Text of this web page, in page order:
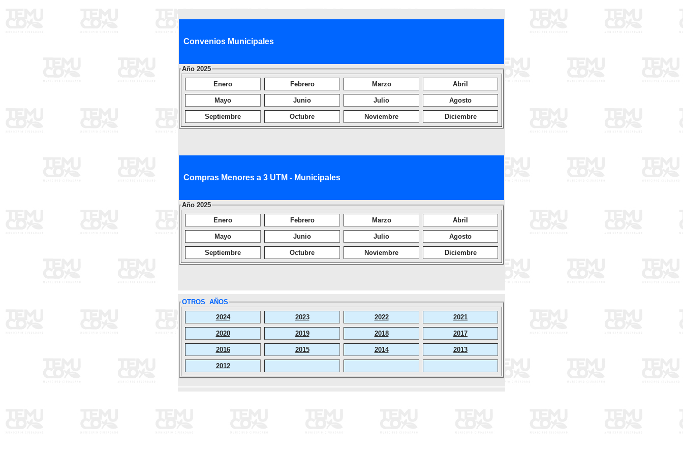
Convenios Municipales
Año 2025
Enero
Febrero Marzo Abril
Mayo Junio Julio Agosto
Septiembre Octubre Noviembre Diciembre
Compras Menores a 3 UTM - Municipales
Año 2025
Enero
Febrero Marzo Abril
Mayo Junio Julio Agosto
Septiembre Octubre Noviembre Diciembre
OTROS AÑOS
2024
2023 2022 2021
2020 2019 2018 2017
2016 2015 2014 2013
2012